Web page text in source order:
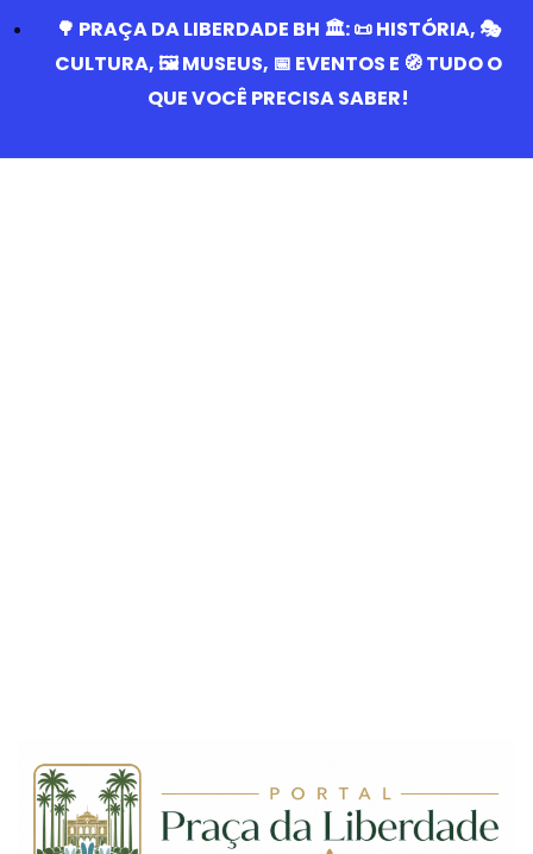
🌳 PRAÇA DA LIBERDADE BH 🏛️: 📜 HISTÓRIA, 🎭
CULTURA, 🖼️ MUSEUS, 📅 EVENTOS E 🧭 TUDO O
QUE VOCÊ PRECISA SABER!